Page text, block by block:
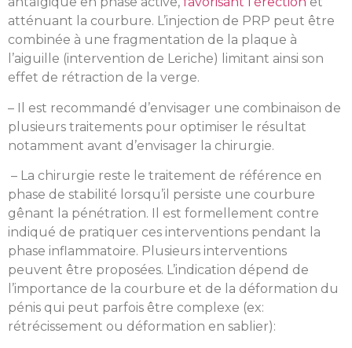
atténuant la courbure. L’injection de PRP peut être
combinée à une fragmentation de la plaque à
l’aiguille (intervention de Leriche) limitant ainsi son
effet de rétraction de la verge.
– Il est recommandé d’envisager une combinaison de
plusieurs traitements pour optimiser le résultat
notamment avant d’envisager la chirurgie.
– La chirurgie reste le traitement de référence en
phase de stabilité lorsqu’il persiste une courbure
gênant la pénétration. Il est formellement contre
indiqué de pratiquer ces interventions pendant la
phase inflammatoire. Plusieurs interventions
peuvent être proposées. L’indication dépend de
l’importance de la courbure et de la déformation du
pénis qui peut parfois être complexe (ex:
rétrécissement ou déformation en sablier):